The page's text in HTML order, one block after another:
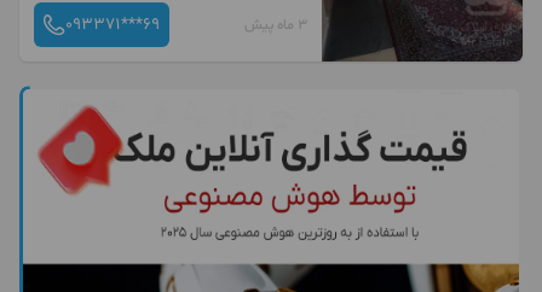
3 ماه پیش 093371***69